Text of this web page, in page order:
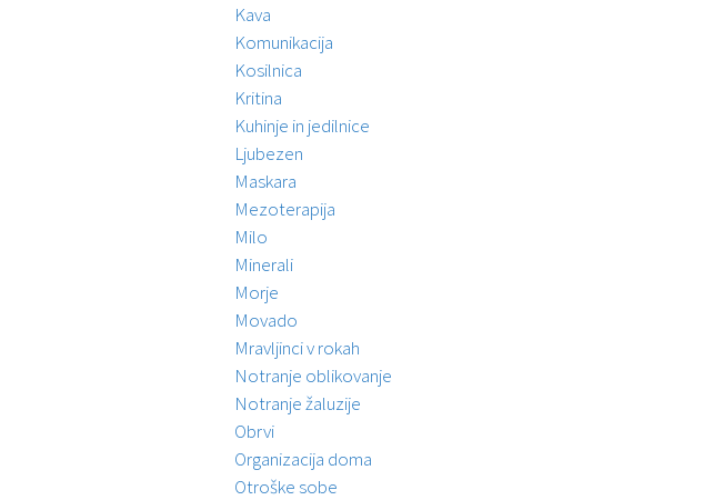
Kava
Komunikacija
Kosilnica
Kritina
Kuhinje in jedilnice
Ljubezen
Maskara
Mezoterapija
Milo
Minerali
Morje
Movado
Mravljinci v rokah
Notranje oblikovanje
Notranje žaluzije
Obrvi
Organizacija doma
Otroške sobe